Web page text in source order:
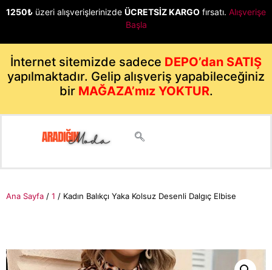
1250₺ üzeri alışverişlerinizde ÜCRETSİZ KARGO fırsatı. Alışverişe
Başla
İnternet sitemizde sadece DEPO’dan SATIŞ
yapılmaktadır. Gelip alışveriş yapabileceğiniz
bir MAĞAZA’mız YOKTUR.
Ana Sayfa / 1 / Kadın Balıkçı Yaka Kolsuz Desenli Dalgıç Elbise